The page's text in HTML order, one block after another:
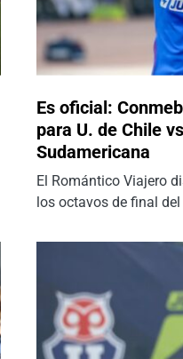
Es oficial:
para U. de Chile
Sudamericana
El Romántico Viajero
los octavos de final